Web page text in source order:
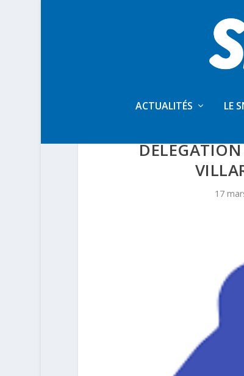
ACTUALITÉS LE
17